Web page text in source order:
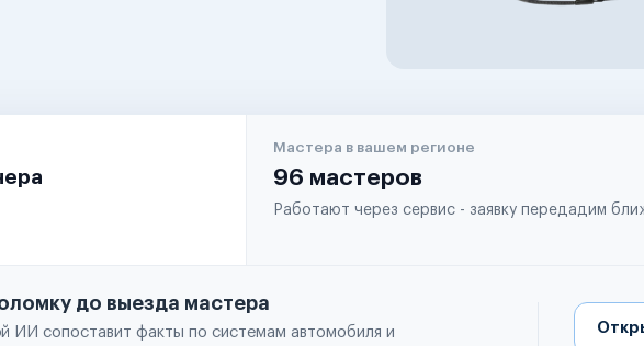
Мастера в вашем регионе
96 мастеров
Работают через сервис - заявку передадим
до выезда мастера
ИИ сопоставит факты по системам автомобиля и